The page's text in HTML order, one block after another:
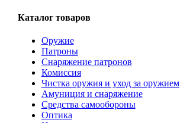
Каталог товаров
Оружие
Патроны
Снаряжение патронов
Комиссия
Чистка оружия и уход за оружием
Амуниция и снаряжение
Средства самообороны
Оптика